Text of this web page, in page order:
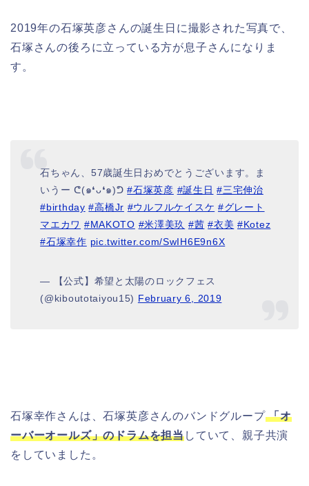
2019年の石塚英彦さんの誕生日に撮影された写真で、
石塚さんの後ろに立っている方が息子さんになりま
す。
石ちゃん、57歳誕生日おめでとうございます。ま
いうー ᕦ(๑❛ᴗ❛๑)ᕤ#石塚英彦 #誕生日 #三宅伸治
#birthday #高橋Jr #ウルフルケイスケ #グレート
マエカワ #MAKOTO #米澤美玖 #茜 #衣美 #Kotez
#石塚幸作 pic.twitter.com/SwIH6E9n6X
— 【公式】希望と太陽のロックフェス
(@kiboutotaiyou15) February 6, 2019
石塚幸作さんは、石塚英彦さんのバンドグループ「オ
ーバーオールズ」のドラムを担当していて、親子共演
をしていました。